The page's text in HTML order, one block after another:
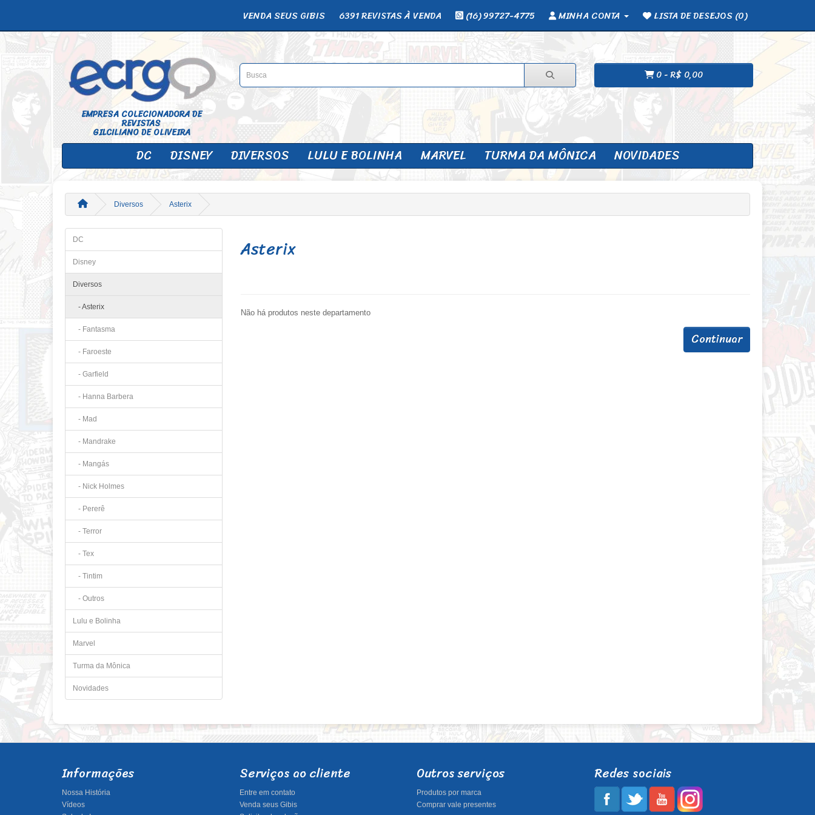
VENDA SEUS GIBIS 6391 REVISTAS À VENDA (16) 99727-4775 MINHA CONTA LISTA DE DESEJOS (0)
EMPRESA COLECIONADORA DE
REVISTAS
GILCILIANO DE OLIVEIRA
0 - R$ 0,00
DC DISNEY DIVERSOS LULU E BOLINHA MARVEL TURMA DA MÔNICA NOVIDADES
Diversos Asterix
DC
Disney
Diversos
- Asterix
- Fantasma
- Faroeste
- Garfield
- Hanna Barbera
- Mad
- Mandrake
- Mangás
- Nick Holmes
- Pererê
- Terror
- Tex
- Tintim
- Outros
Lulu e Bolinha
Marvel
Turma da Mônica
Novidades
Asterix
Não há produtos neste departamento
Continuar
Informações
Nossa História
Vídeos
Serviços ao cliente
Entre em contato
Venda seus Gibis
Outros serviços
Produtos por marca
Comprar vale presentes
Redes sociais